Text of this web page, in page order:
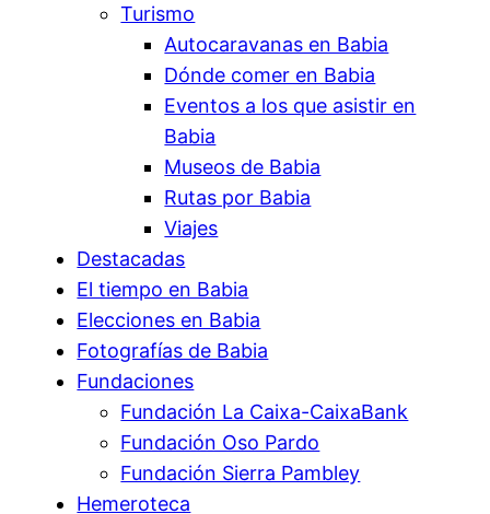
Turismo
Autocaravanas en Babia
Dónde comer en Babia
Eventos a los que asistir en
Babia
Museos de Babia
Rutas por Babia
Viajes
Destacadas
El tiempo en Babia
Elecciones en Babia
Fotografías de Babia
Fundaciones
Fundación La Caixa-CaixaBank
Fundación Oso Pardo
Fundación Sierra Pambley
Hemeroteca